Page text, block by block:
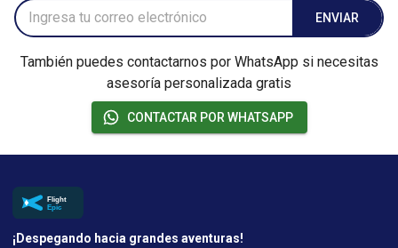
ENVIAR
También puedes contactarnos por WhatsApp si necesitas
asesoría personalizada gratis
CONTACTAR POR WHATSAPP
¡Despegando hacia grandes aventuras!